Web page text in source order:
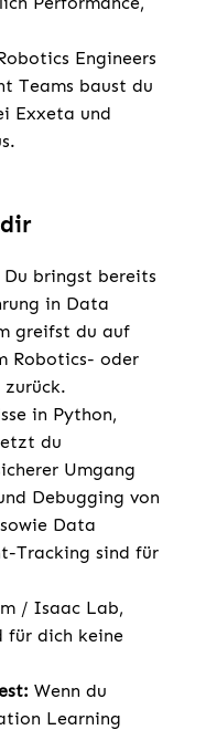
Engineers
Teams baust du
Exxeta und
Du bringst bereits
in Data
greifst du auf
Robotics- oder
zurück.
in Python,
du
Umgang
Debugging von
Data
Tracking sind für
/ Isaac Lab,
für dich keine
Wenn du
Learning